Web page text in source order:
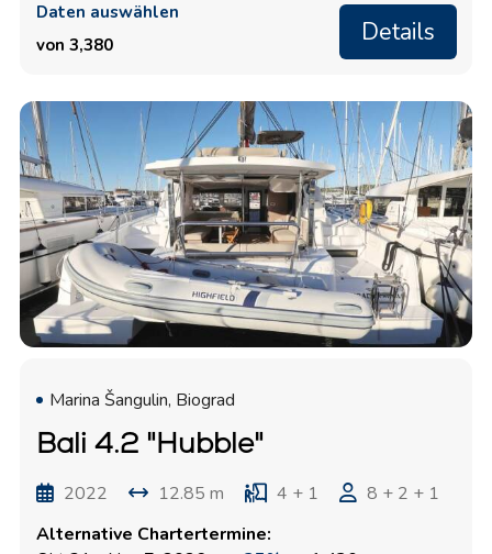
Daten auswählen
von 3,380
Details
Marina Šangulin, Biograd
Bali 4.2 "Hubble"
2022 12.85 m 4 + 1
8 + 2 + 1
Alternative Chartertermine: